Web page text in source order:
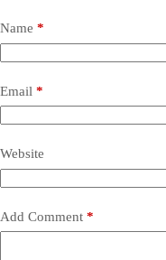
Name *
Email *
Website
Add Comment *